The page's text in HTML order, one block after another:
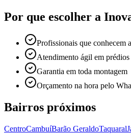
Por que escolher a
Profissionais que conhecem
Atendimento ágil em prédios
Garantia em toda montagem
Orçamento na hora pelo
Bairros próximos
CentroCambuíBarão GeraldoTaquaral